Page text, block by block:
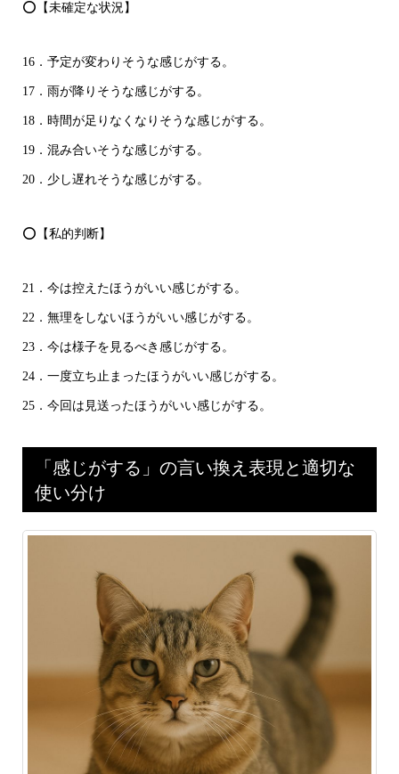
⭕【未確定な状況】
16．予定が変わりそうな感じがする。
17．雨が降りそうな感じがする。
18．時間が足りなくなりそうな感じがする。
19．混み合いそうな感じがする。
20．少し遅れそうな感じがする。
⭕【私的判断】
21．今は控えたほうがいい感じがする。
22．無理をしないほうがいい感じがする。
23．今は様子を見るべき感じがする。
24．一度立ち止まったほうがいい感じがする。
25．今回は見送ったほうがいい感じがする。
「感じがする」の言い換え表現と適切な
使い分け